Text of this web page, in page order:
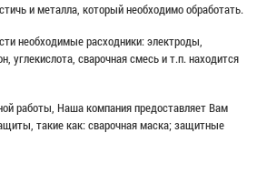
и металла, который необходимо обработать.
необходимые расходники: электроды,
углекислота, сварочная смесь и т.п. находится
работы, Наша компания предоставляет Вам
такие как: сварочная маска; защитные